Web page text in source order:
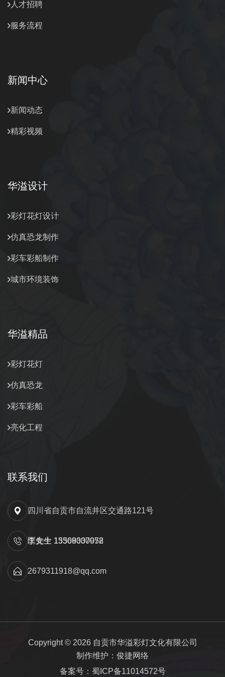
人才招聘
服务流程
新闻中心
新闻动态
精彩视频
华溢设计
彩灯花灯设计
仿真恐龙制作
彩车彩船制作
城市环境装饰
华溢精品
彩灯花灯
仿真恐龙
彩车彩船
亮化工程
联系我们
四川省自贡市自流井区交通路121号
匡先生 15309000052
李女士 13568337978
2679311918@qq.com
Copyright © 2026 自贡市华溢彩灯文化有限公司
制作维护：俊捷网络
备案号：蜀ICP备11014572号